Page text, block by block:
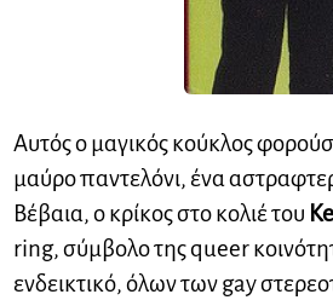
Αυτός ο μαγικός κούκλος
μαύρο παντελόνι, ένα
Βέβαια, ο κρίκος στο κολιέ του
ring, σύμβολο της queer
ενδεικτικό, όλων των gay